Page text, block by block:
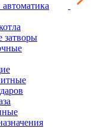
затворы